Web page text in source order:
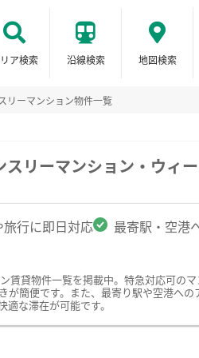
ア検索 沿線検索 地図検索
リーマンション物件一覧
リーマンション・ウィ
行に即日対応 最寄駅・空港
貸物件一覧を掲載中。特急対応可の
簡便です。また、最寄り駅や空港へ
な滞在が可能です。